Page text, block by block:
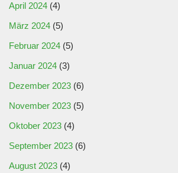
April 2024 (4)
März 2024 (5)
Februar 2024 (5)
Januar 2024 (3)
Dezember 2023 (6)
November 2023 (5)
Oktober 2023 (4)
September 2023 (6)
August 2023 (4)